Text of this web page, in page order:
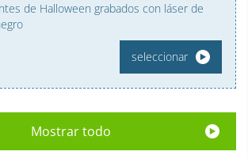
de Halloween grabados con láser de
seleccionar
Mostrar todo